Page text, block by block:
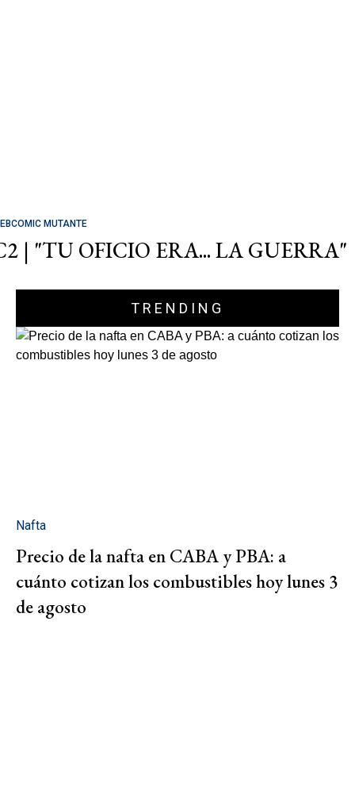
MUTANTE
| "TU OFICIO ERA... LA GUERRA"
TRENDING
Nafta
Precio de la nafta en CABA y PBA: a
cuánto cotizan los combustibles hoy lunes 3
de agosto